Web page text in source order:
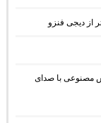
از دیجی فنزو
مصنوعی با صدای